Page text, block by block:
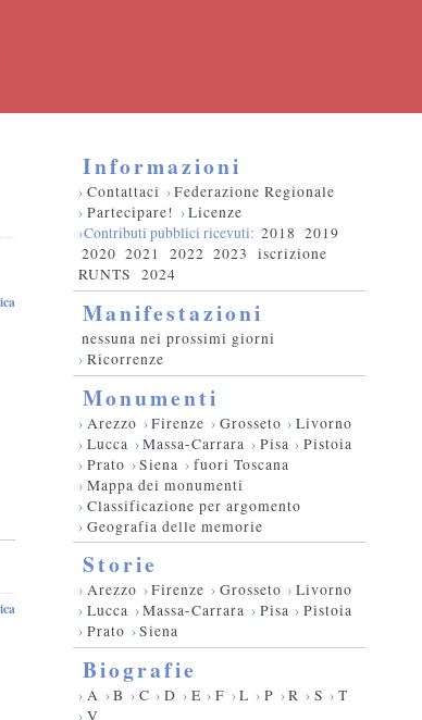
Informazioni
› Contattaci ›Federazione Regionale
› Partecipare! ›Licenze
›Contributi pubblici ricevuti: 2018 2019
2020 2021 2022 2023
iscrizione
RUNTS
2024
Manifestazioni
nessuna nei prossimi giorni
› Ricorrenze
Monumenti
› Arezzo ›Firenze › Grosseto › Livorno
› Lucca ›Massa-Carrara › Pisa › Pistoia
› Prato ›Siena › fuori Toscana
› Mappa dei monumenti
› Classificazione per argomento
› Geografia delle memorie
Storie
› Arezzo ›Firenze › Grosseto › Livorno
› Lucca ›Massa-Carrara › Pisa › Pistoia
› Prato ›Siena
Biografie
› A ›B › C › D › E › F ›L › P ›R › S › T
› V